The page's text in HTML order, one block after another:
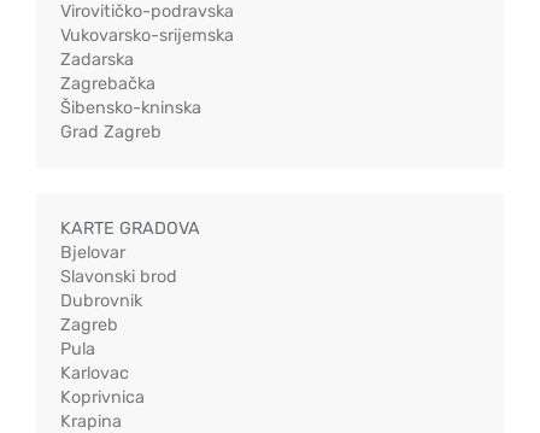
Virovitičko-podravska
Vukovarsko-srijemska
Zadarska
Zagrebačka
Šibensko-kninska
Grad Zagreb
KARTE GRADOVA
Bjelovar
Slavonski brod
Dubrovnik
Zagreb
Pula
Karlovac
Koprivnica
Krapina